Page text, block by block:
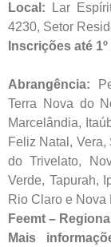
Local: Lar
4230, Setor
Inscrições até
Abrangência:
Terra Nova do
Marcelândia,
Feliz Natal,
do Trivelato,
Verde, Tapurah,
Rio Claro e Nova
Feemt –
Mais